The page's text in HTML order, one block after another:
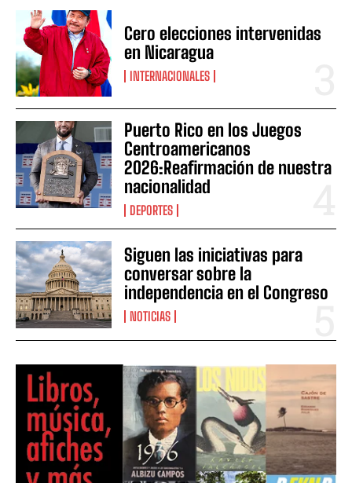
Cero elecciones intervenidas
en Nicaragua
INTERNACIONALES
Puerto Rico en los Juegos
Centroamericanos
2026:Reafirmación de nuestra
nacionalidad
DEPORTES
Siguen las iniciativas para
conversar sobre la
independencia en el Congreso
NOTICIAS